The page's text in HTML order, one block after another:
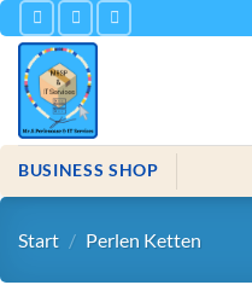
Zum
Inhalt
springen
BUSINESS SHOP
Start / Perlen Ketten